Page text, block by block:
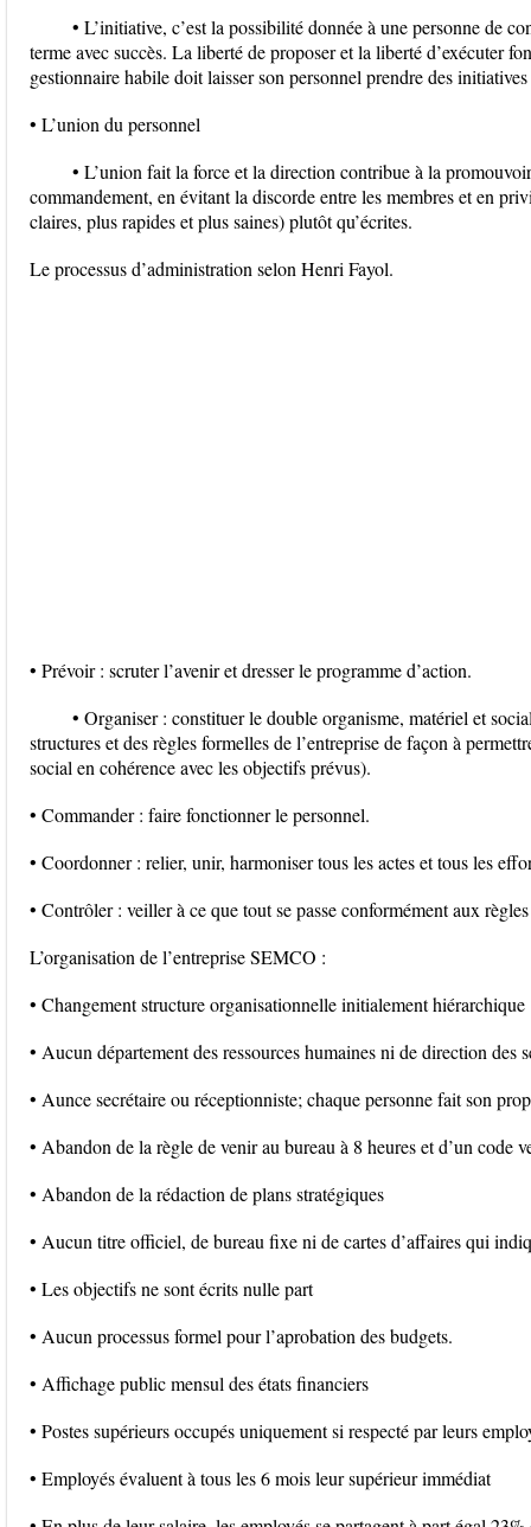
• L’initiative, c’est la possibilité donnée à une personne de
terme avec succès. La liberté de proposer et la liberté d’exécuter
gestionnaire habile doit laisser son personnel prendre des
• L’union du personnel
• L’union fait la force et la direction contribue à la
commandement, en évitant la discorde entre les membres et en
claires, plus rapides et plus saines) plutôt qu’écrites.
Le processus d’administration selon Henri Fayol.
• Prévoir : scruter l’avenir et dresser le programme d’action.
• Organiser : constituer le double organisme, matériel et
structures et des règles formelles de l’entreprise de façon à
social en cohérence avec les objectifs prévus).
• Commander : faire fonctionner le personnel.
• Coordonner : relier, unir, harmoniser tous les actes et tous les
• Contrôler : veiller à ce que tout se passe conformément aux
L’organisation de l’entreprise SEMCO :
• Changement structure organisationnelle initialement hiérarchique
• Aucun département des ressources humaines ni de direction des
• Aunce secrétaire ou réceptionniste; chaque personne fait son
• Abandon de la règle de venir au bureau à 8 heures et d’un code
• Abandon de la rédaction de plans stratégiques
• Aucun titre officiel, de bureau fixe ni de cartes d’affaires qui
• Les objectifs ne sont écrits nulle part
• Aucun processus formel pour l’aprobation des budgets.
• Affichage public mensul des états financiers
• Postes supérieurs occupés uniquement si respecté par leurs
• Employés évaluent à tous les 6 mois leur supérieur immédiat